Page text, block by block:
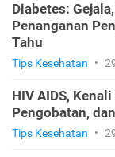
Diabetes:
Penanganan
Tahu
Tips Kesehatan •
HIV AIDS,
Pengobatan,
Tips Kesehatan •